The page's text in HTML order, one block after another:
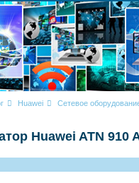
Huawei Сетевое
Huawei ATN 910